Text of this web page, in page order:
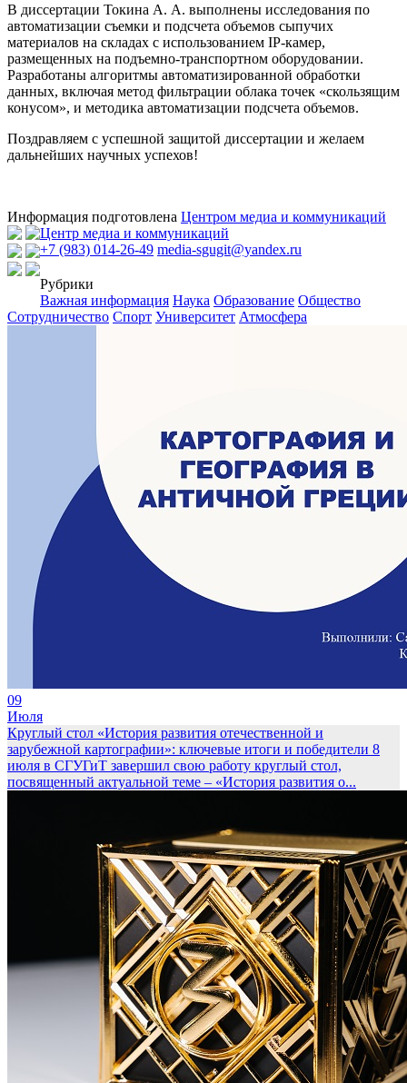
В диссертации Токина А. А. выполнены исследования по
автоматизации съемки и подсчета объемов сыпучих
материалов на складах с использованием IP-камер,
размещенных на подъемно-транспортном оборудовании.
Разработаны алгоритмы автоматизированной обработки
данных, включая метод фильтрации облака точек «скользящим
конусом», и методика автоматизации подсчета объемов.
Поздравляем с успешной защитой диссертации и желаем
дальнейших научных успехов!
Информация подготовлена Центром медиа и коммуникаций
Центр медиа и коммуникаций
+7 (983) 014-26-49 media-sgugit@yandex.ru
Рубрики
Важная информация Наука Образование Общество
Сотрудничество Спорт Университет Атмосфера
09
Июля
Круглый стол «История развития отечественной и
зарубежной картографии»: ключевые итоги и победители 8
июля в СГУГиТ завершил свою работу круглый стол,
посвященный актуальной теме – «История развития о...